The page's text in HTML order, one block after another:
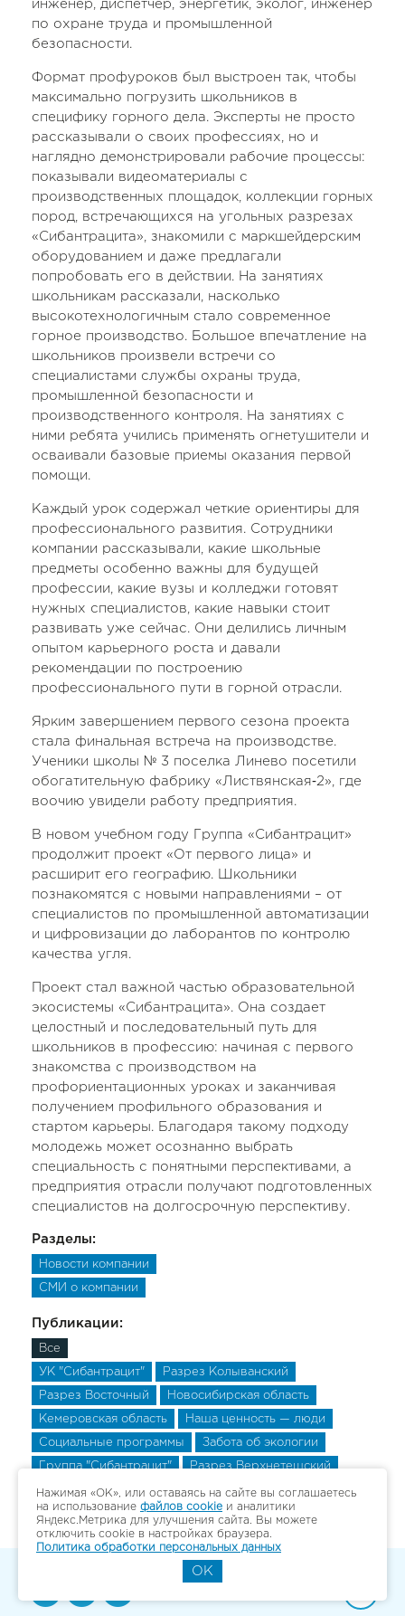
инженер, диспетчер, энергетик, эколог, инженер
по охране труда и промышленной
безопасности.
Формат профуроков был выстроен так, чтобы
максимально погрузить школьников в
специфику горного дела. Эксперты не просто
рассказывали о своих профессиях, но и
наглядно демонстрировали рабочие процессы:
показывали видеоматериалы с
производственных площадок, коллекции горных
пород, встречающихся на угольных разрезах
«Сибантрацита», знакомили с маркшейдерским
оборудованием и даже предлагали
попробовать его в действии. На занятиях
школьникам рассказали, насколько
высокотехнологичным стало современное
горное производство. Большое впечатление на
школьников произвели встречи со
специалистами службы охраны труда,
промышленной безопасности и
производственного контроля. На занятиях с
ними ребята учились применять огнетушители и
осваивали базовые приемы оказания первой
помощи.
Каждый урок содержал четкие ориентиры для
профессионального развития. Сотрудники
компании рассказывали, какие школьные
предметы особенно важны для будущей
профессии, какие вузы и колледжи готовят
нужных специалистов, какие навыки стоит
развивать уже сейчас. Они делились личным
опытом карьерного роста и давали
рекомендации по построению
профессионального пути в горной отрасли.
Ярким завершением первого сезона проекта
стала финальная встреча на производстве.
Ученики школы № 3 поселка Линево посетили
обогатительную фабрику «Листвянская‑2», где
воочию увидели работу предприятия.
В новом учебном году Группа «Сибантрацит»
продолжит проект «От первого лица» и
расширит его географию. Школьники
познакомятся с новыми направлениями – от
специалистов по промышленной автоматизации
и цифровизации до лаборантов по контролю
качества угля.
Проект стал важной частью образовательной
экосистемы «Сибантрацита». Она создает
целостный и последовательный путь для
школьников в профессию: начиная с первого
знакомства с производством на
профориентационных уроках и заканчивая
получением профильного образования и
стартом карьеры. Благодаря такому подходу
молодежь может осознанно выбрать
специальность с понятными перспективами, а
предприятия отрасли получают подготовленных
специалистов на долгосрочную перспективу.
Разделы:
Новости компании
СМИ о компании
Публикации:
Все
УК "Сибантрацит" Разрез Колыванский
Разрез Восточный Новосибирская область
Кемеровская область Наша ценность — люди
Социальные программы Забота об экологии
Группа "Сибантрацит" Разрез Верхнетешский
Разрез Верхнетешский Разрез Верхнетешский
Нажимая «ОК», или оставаясь на сайте вы соглашаетесь
на использование файлов cookie и аналитики
Яндекс.Метрика для улучшения сайта. Вы можете
отключить cookie в настройках браузера.
Политика обработки персональных данных
OK